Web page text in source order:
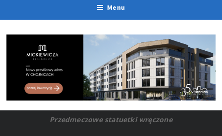
Menu
Przedmeczowe statuetki wręczone